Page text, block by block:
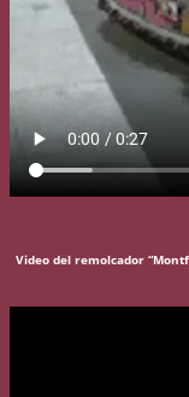
Video del remolcador